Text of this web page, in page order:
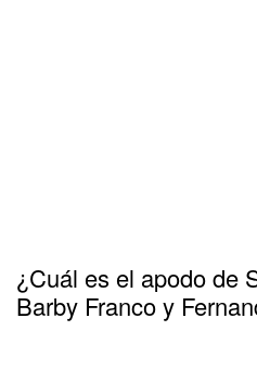
¿Cuál es el apodo de
Barby Franco y